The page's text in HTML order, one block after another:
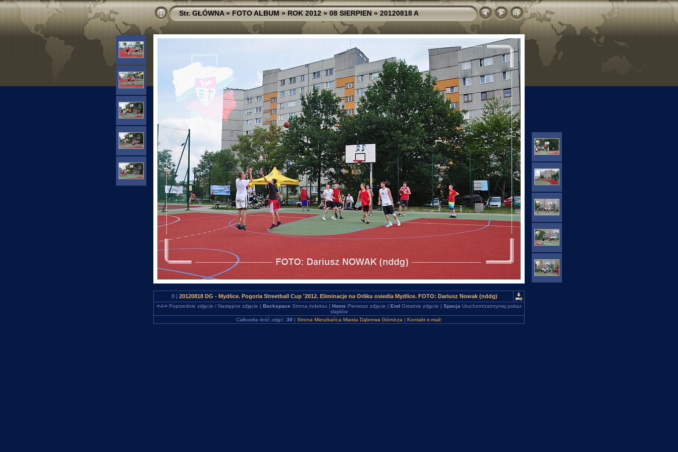
Str. GŁÓWNA»FOTO ALBUM»ROK 2012»08 SIERPIEN»20120818 A
8 | 20120818 DG - Mydlice. Pogoria Streetball Cup '2012. Eliminacje na Orliku osiedla Mydlice. FOTO: Dariusz Nowak (nddg)
<-/->Poprzednie zdjęcie / Następne zdjęcie | Backspace Strona indeksu | Home Pierwsze zdjęcie | EndOstatnie zdjęcie | Spacja Uruchom/zatrzymaj pokaz
slajdów
Całkowita ilość zdjęć: 30 | Strona Mieszkańca Miasta Dąbrowa Górnicza | Kontakt e-mail: